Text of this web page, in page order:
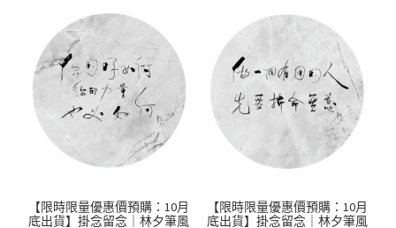
【限時限量優惠價預購：10月
底出貨】掛念留念｜林夕筆風
【限時限量優惠價預購：10月
底出貨】掛念留念｜林夕筆風